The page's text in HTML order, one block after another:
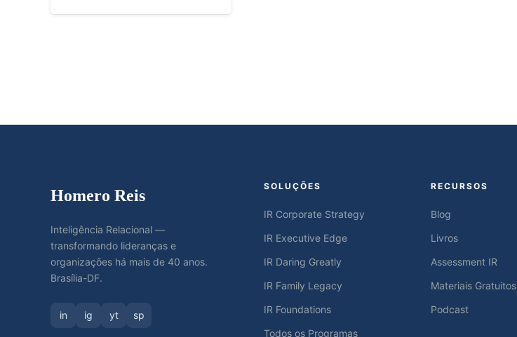
Homero Reis
Inteligência Relacional —
transformando lideranças e
organizações há mais de 40 anos.
Brasília-DF.
in ig yt sp
SOLUÇÕES
IR Corporate Strategy
IR Executive Edge
IR Daring Greatly
IR Family Legacy
IR Foundations
Todos os Programas
RECURSOS
Blog
Livros
Assessment IR
Materiais Gratuitos
Podcast